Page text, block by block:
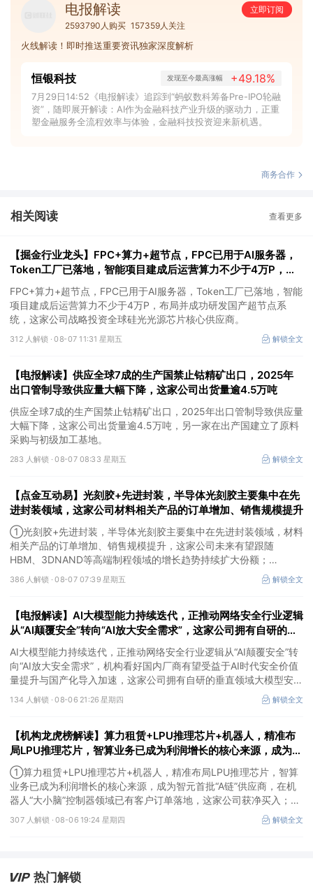
电报解读
立即订阅
2593790人购买 157359人关注
火线解读！即时推送重要资讯独家深度解析
恒银科技 发现至今最高涨幅 +49.18%
7月29日14:52《电报解读》追踪到“蚂蚁数科筹备Pre-IPO轮融
资”，随即展开解读：AI作为金融科技产业升级的驱动力，正重
塑金融服务全流程效率与体验，金融科技投资迎来新机遇。
商务合作
相关阅读 查看更多
【掘金行业龙头】FPC+算力+超节点，FPC已用于AI服务器，
Token工厂已落地，智能项目建成后运营算力不少于4万P，这
家公司布局并成功研发国产超节点系统
FPC+算力+超节点，FPC已用于AI服务器，Token工厂已落地，智能
项目建成后运营算力不少于4万P，布局并成功研发国产超节点系
统，这家公司战略投资全球硅光光源芯片核心供应商。
312 人解锁 ·08-07 11:31 星期五 解锁全文
【电报解读】供应全球7成的生产国禁止钴精矿出口，2025年
出口管制导致供应量大幅下降，这家公司出货量逾4.5万吨
供应全球7成的生产国禁止钴精矿出口，2025年出口管制导致供应量
大幅下降，这家公司出货量逾4.5万吨，另一家在出产国建立了原料
采购与初级加工基地。
283 人解锁 ·08-07 08:33 星期五 解锁全文
【点金互动易】光刻胶+先进封装，半导体光刻胶主要集中在先
进封装领域，这家公司材料相关产品的订单增加、销售规模提升
①光刻胶+先进封装，半导体光刻胶主要集中在先进封装领域，材料
相关产品的订单增加、销售规模提升，这家公司未来有望跟随
HBM、3DNAND等高端制程领域的增长趋势持续扩大份额；
②华为+高速连接器，这家公司是深耕连接器国产核心骨干，高速互
联产品已对接导入国内头部AI服务器厂商，深度绑定华为供应链。
386 人解锁 ·08-07 07:39 星期五 解锁全文
【电报解读】AI大模型能力持续迭代，正推动网络安全行业逻辑
从“AI颠覆安全”转向“AI放大安全需求”，这家公司拥有自研的垂
直领域大模型安全GPT
AI大模型能力持续迭代，正推动网络安全行业逻辑从“AI颠覆安全”转
向“AI放大安全需求”，机构看好国内厂商有望受益于AI时代安全价值
量提升与国产化导入加速，这家公司拥有自研的垂直领域大模型安全
GPT，另一家在数据安全及网络安全上有完整的软硬件解决方案。
134 人解锁 ·08-06 21:26 星期四 解锁全文
【机构龙虎榜解读】算力租赁+LPU推理芯片+机器人，精准布
局LPU推理芯片，智算业务已成为利润增长的核心来源，成为智
元首批“A链”供应商，在机器人“大小脑”控制器领域已有客户订
单落地，这家公司获净买入
①算力租赁+LPU推理芯片+机器人，精准布局LPU推理芯片，智算
业务已成为利润增长的核心来源，成为智元首批“A链”供应商，在机
器人“大小脑”控制器领域已有客户订单落地，这家公司获净买入；
②AI安全+网络安全+华为鲲鹏+摘帽，以“AI+安全”为核心战略，推
出AI数据安全产品矩阵，自主研发的大数据AI应用平台、AI数据安全
307 人解锁 ·08-06 19:24 星期四 解锁全文
热门解锁